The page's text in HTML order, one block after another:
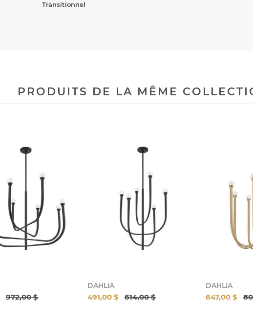
Transitionnel
PRODUITS DE LA MÊME
972,00 $
DAHLIA
491,00 $ 614,00 $
DAHLIA
647,00 $